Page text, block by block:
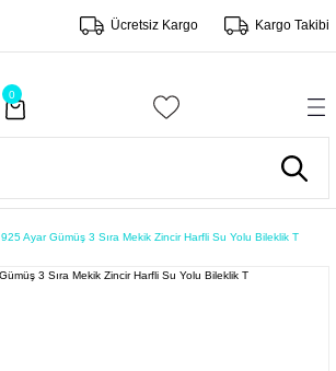
Ücretsiz Kargo Kargo Takibi
0
925 Ayar Gümüş 3 Sıra Mekik Zincir Harfli Su Yolu Bileklik T